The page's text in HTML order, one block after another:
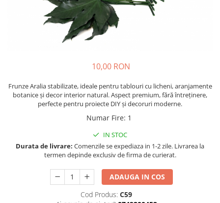
10,00 RON
Frunze Aralia stabilizate, ideale pentru tablouri cu licheni, aranjamente
botanice și decor interior natural. Aspect premium, fără întreținere,
perfecte pentru proiecte DIY și decoruri moderne.
Numar Fire: 1
IN STOC
Durata de livrare: Comenzile se expediaza in 1-2 zile. Livrarea la
termen depinde exclusiv de firma de curierat.
ADAUGA IN COS
Cod Produs: C59